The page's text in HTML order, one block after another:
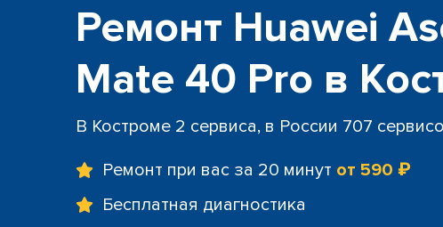
Ремонт Huawei
Mate 40 Pro в
В Костроме 2 сервиса, в России 707
Ремонт при вас за 20 минут от 590 ₽
Бесплатная диагностика